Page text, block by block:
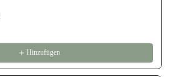
Hinzufügen